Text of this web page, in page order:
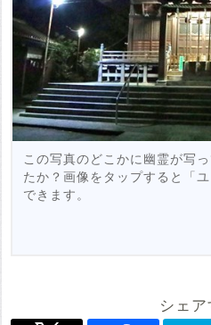
この写真のどこかに幽霊が写
たか？画像をタップすると「
できます。
シェア